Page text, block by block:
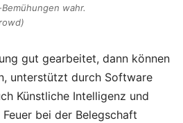
wahr.
gut gearbeitet, dann können
unterstützt durch Software
Künstliche Intelligenz und
bei der Belegschaft